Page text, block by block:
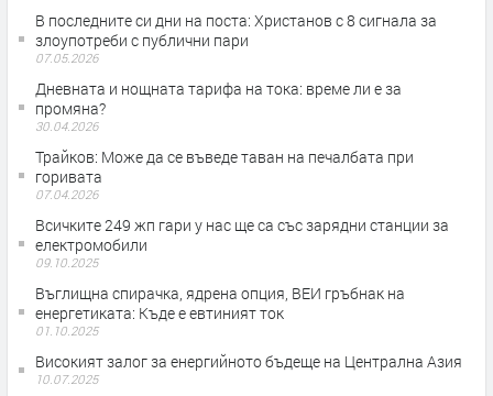
В последните си дни на поста: Христанов с 8 сигнала за
злоупотреби с публични пари
07.05.2026
Дневната и нощната тарифа на тока: време ли е за
промяна?
30.04.2026
Трайков: Може да се въведе таван на печалбата при
горивата
07.04.2026
Всичките 249 жп гари у нас ще са със зарядни станции за
електромобили
09.10.2025
Въглищна спирачка, ядрена опция, ВЕИ гръбнак на
енергетиката: Къде е евтиният ток
01.10.2025
Високият залог за енергийното бъдеще на Централна Азия
10.07.2025